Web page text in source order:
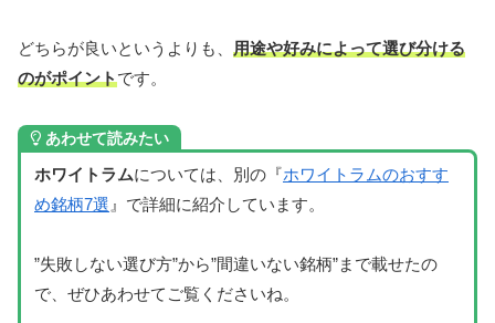
どちらが良いというよりも、 用途や好みによって選び分ける
のがポイントです。
あわせて読みたい
ホワイトラムについては、別の『ホワイトラムのおすす
め銘柄7選 』で詳細に紹介しています。
”失敗しない選び方”から”間違いない銘柄”まで載せたの
で、ぜひあわせてご覧くださいね。